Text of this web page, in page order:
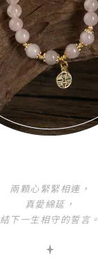
兩顆心緊緊相連，
真愛綿延，
結下一生相守的誓言。